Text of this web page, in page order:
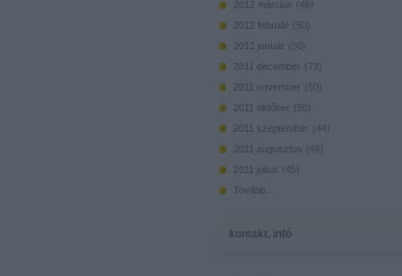
2012 március ( 46 )
2012 február ( 50)
2012 január ( 50)
2011 december ( 73)
2011 november ( 50)
2011 október ( 50)
2011 szeptember ( 44)
2011 augusztus ( 46 )
2011 július ( 45)
Tovább
kontakt, infó